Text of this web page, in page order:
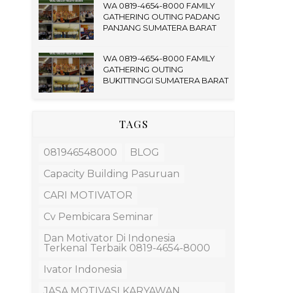
WA 0819-4654-8000 FAMILY
GATHERING OUTING PADANG
PANJANG SUMATERA BARAT
WA 0819-4654-8000 FAMILY
GATHERING OUTING
BUKITTINGGI SUMATERA BARAT
TAGS
081946548000
BLOG
Capacity Building Pasuruan
CARI MOTIVATOR
Cv Pembicara Seminar
Dan Motivator Di Indonesia
Terkenal Terbaik 0819-4654-8000
Ivator Indonesia